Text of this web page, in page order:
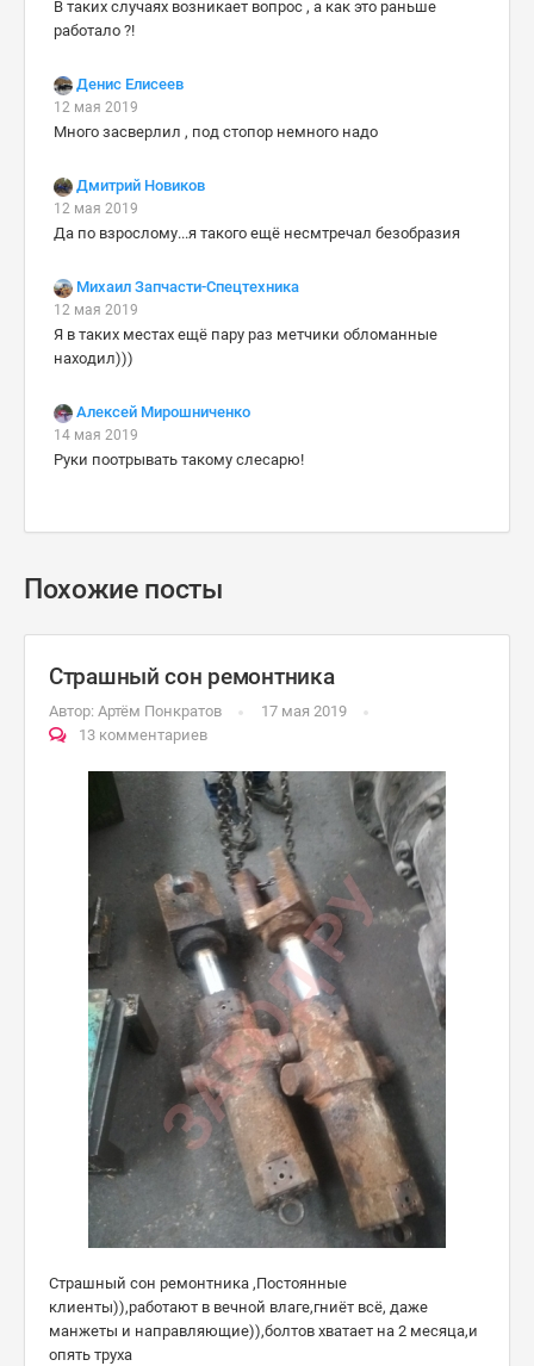
В таких случаях возникает вопрос , а как это раньше
работало ?!
Денис Елисеев
12 мая 2019
Много засверлил , под стопор немного надо
Дмитрий Новиков
12 мая 2019
Да по взрослому...я такого ещё несмтречал безобразия
Михаил Запчасти-Спецтехника
12 мая 2019
Я в таких местах ещё пару раз метчики обломанные
находил)))
Алексей Мирошниченко
14 мая 2019
Руки поотрывать такому слесарю!
Похожие посты
Страшный сон ремонтника
Автор: Артём Понкратов
17 мая 2019
13 комментариев
Страшный сон ремонтника ,Постоянные
клиенты)),работают в вечной влаге,гниёт всё, даже
манжеты и направляющие)),болтов хватает на 2 месяца,и
опять труха